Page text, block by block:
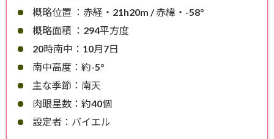
概略位置 ：赤経・21h20m / 赤緯・-58°
概略面積 ：294平方度
20時南中：10月7日
南中高度：約-5°
主な季節：南天
肉眼星数：約40個
設定者：バイエル